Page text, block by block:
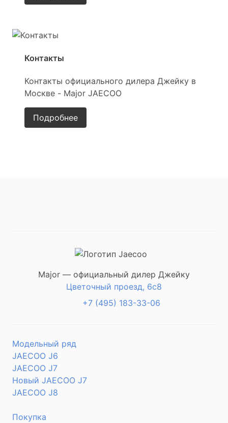
Контакты
Контакты официального дилера Джейку в
Москве - Major JAECOO
Подробнее
Major — официальный дилер Джейку
Цветочный проезд, 6с8
+7 (495) 183-33-06
Модельный ряд
JAECOO J6
JAECOO J7
Новый JAECOO J7
JAECOO J8
Покупка